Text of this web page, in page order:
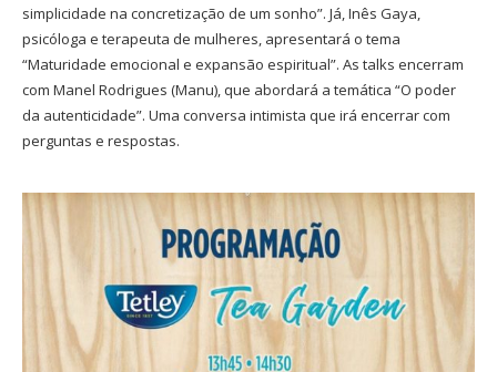
simplicidade na concretização de um sonho”. Já, Inês Gaya,
psicóloga e terapeuta de mulheres, apresentará o tema
“Maturidade emocional e expansão espiritual”. As talks encerram
com Manel Rodrigues (Manu), que abordará a temática “O poder
da autenticidade”. Uma conversa intimista que irá encerrar com
perguntas e respostas.